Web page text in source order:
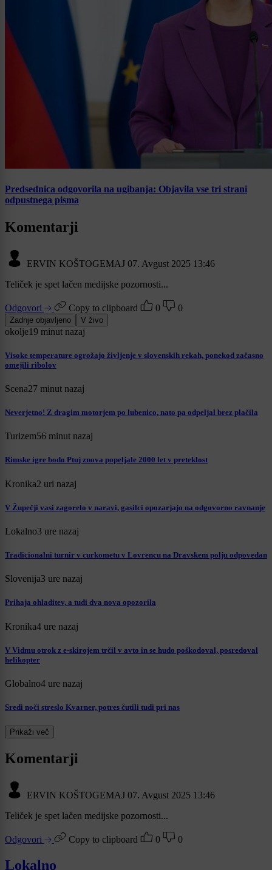
Predsednica odgovorila na ugibanja: Objavila vse tri strani
odpustnega pisma
Komentarji
ERVIN KOŠTOGEMAJ 07. Avgust 2025 13:46
Teliček je spet lačen medijske pozornosti...
Odgovori Copy to clipboard 0 0
Zadnje objavljeno V živo
okolje19 minut nazaj
Visoke temperature ogrožajo življenje v slovenskih rekah, ponekod začasno
omejili ribolov
Scena27 minut nazaj
Neverjetno! Z dragim motorjem po lubenico, nato pa odpeljal brez plačila
Turizem56 minut nazaj
Rimske igre bodo Ptuj znova popeljale 2000 let v preteklost
Kronika2 uri nazaj
V Župečji vasi zagorelo v naravi, gasilci opozarjajo na odgovorno ravnanje
Lokalno3 ure nazaj
Tradicionalni turnir v curkometu v Lovrencu na Dravskem polju odpovedan
Slovenija3 ure nazaj
Prihaja ohladitev, a tudi dva nova opozorila
Kronika4 ure nazaj
V Vidmu otrok z e-skirojem trčil v avto in se hudo poškodoval, posredoval
helikopter
Globalno4 ure nazaj
Sredi noči streslo Kvarner, potres čutili tudi pri nas
Prikaži več
Komentarji
ERVIN KOŠTOGEMAJ 07. Avgust 2025 13:46
Teliček je spet lačen medijske pozornosti...
Odgovori Copy to clipboard 0 0
Lokalno